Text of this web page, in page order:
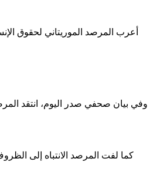
أعرب المرصد الموريتاني لحقوق
وفي بيان صحفي صدر اليوم، انتقد
كما لفت المرصد الانتباه إلى